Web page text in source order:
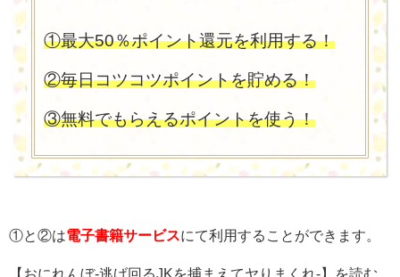
①最大50％ポイント還元を利用する！
②毎日コツコツポイントを貯める！
③無料でもらえるポイントを使う！
①と②は電子書籍サービスにて利用することができます。
【おにれんぼ-逃げ回るJKを捕まえてヤりまくれ-】を読む